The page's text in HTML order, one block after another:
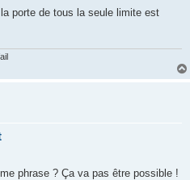
porte de tous la seule limite est
phrase ? Ça va pas être possible !